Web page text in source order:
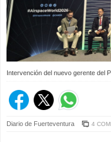
Intervención del nuevo gerente del
Diario de Fuerteventura 4